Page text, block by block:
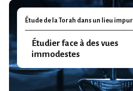
Étude de la Torah dans un lieu impur
Étudier face à des vues
immodestes